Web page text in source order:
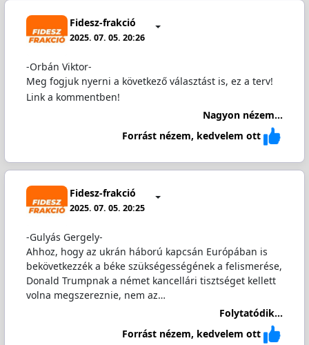
Fidesz-frakció
2025. 07. 05. 20:26
-Orbán Viktor-
Meg fogjuk nyerni a következő választást is, ez a terv!
Link a kommentben!
Nagyon nézem...
Forrást nézem, kedvelem ott
Fidesz-frakció
2025. 07. 05. 20:25
-Gulyás Gergely-
Ahhoz, hogy az ukrán háború kapcsán Európában is
bekövetkezzék a béke szükségességének a felismerése,
Donald Trumpnak a német kancellári tisztséget kellett
volna megszereznie, nem az…
Folytatódik...
Forrást nézem, kedvelem ott